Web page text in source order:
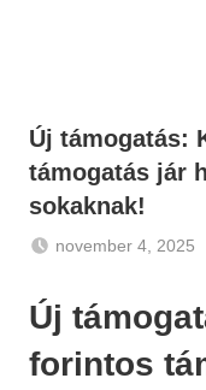
Új támogatás:
támogatás jár
sokaknak!
november 4, 2025
Új
forintos